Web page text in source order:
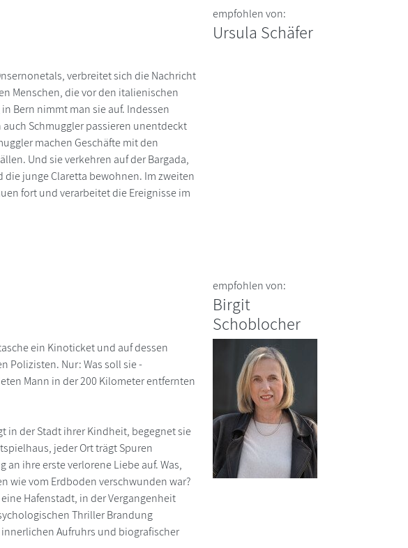
empfohlen von:
Ursula Schäfer
verbreitet sich die Nachricht
Menschen, die vor den italienischen
Bern nimmt man sie auf. Indessen
Schmuggler passieren unentdeckt
machen Geschäfte mit den
Und sie verkehren auf der Bargada,
die junge Claretta bewohnen. Im zweiten
fort und verarbeitet die Ereignisse im
empfohlen von:
Birgit
Schoblocher
ein Kinoticket und auf dessen
Polizisten. Nur: Was soll sie -
Mann in der 200 Kilometer entfernten
in der Stadt ihrer Kindheit, begegnet sie
jeder Ort trägt Spuren
ihre erste verlorene Liebe auf. Was,
wie vom Erdboden verschwunden war?
Hafenstadt, in der Vergangenheit
Thriller Brandung
Aufruhrs und biografischer